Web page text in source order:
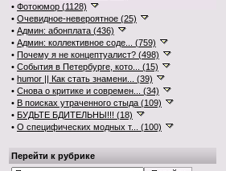
• Фотоюмор (1128)
• Очевидное-невероятное (25)
• Админ: абонплата (436)
• Админ: коллективное соде... (759)
• Почему я не концептуалист? (498)
• События в Петербурге, кото... (15)
• humor || Как стать знамени... (39)
• Снова о критике и современ... (34)
• В поисках утраченного стыда (109)
• БУДЬТЕ БДИТЕЛЬНЫ!!! (18)
• О специфических модных т... (100)
Перейти к рубрике